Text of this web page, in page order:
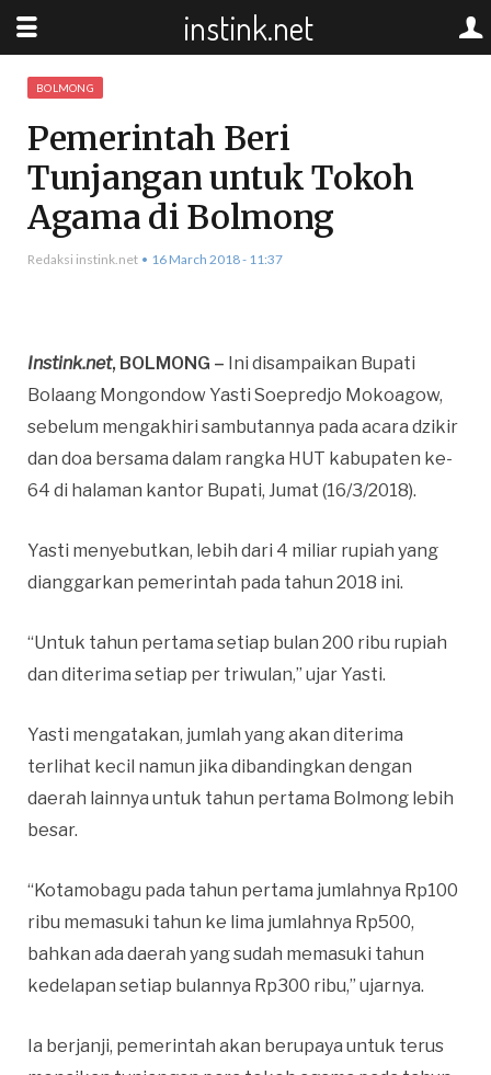
BOLMONG
Pemerintah Beri
Tunjangan untuk Tokoh
Agama di Bolmong
Redaksi instink.net 16 March 2018 - 11:37
Instink.net, BOLMONG – Ini disampaikan Bupati
Bolaang Mongondow Yasti Soepredjo Mokoagow,
sebelum mengakhiri sambutannya pada acara dzikir
dan doa bersama dalam rangka HUT kabupaten ke-
64 di halaman kantor Bupati, Jumat (16/3/2018).
Yasti menyebutkan, lebih dari 4 miliar rupiah yang
dianggarkan pemerintah pada tahun 2018 ini.
“Untuk tahun pertama setiap bulan 200 ribu rupiah
dan diterima setiap per triwulan,” ujar Yasti.
Yasti mengatakan, jumlah yang akan diterima
terlihat kecil namun jika dibandingkan dengan
daerah lainnya untuk tahun pertama Bolmong lebih
besar.
“Kotamobagu pada tahun pertama jumlahnya Rp100
ribu memasuki tahun ke lima jumlahnya Rp500,
bahkan ada daerah yang sudah memasuki tahun
kedelapan setiap bulannya Rp300 ribu,” ujarnya.
Ia berjanji, pemerintah akan berupaya untuk terus
instink.net